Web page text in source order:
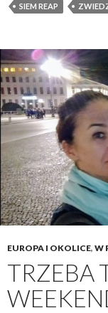
SIEM REAP
EUROPA I OKOLICE, W
TRZEBA